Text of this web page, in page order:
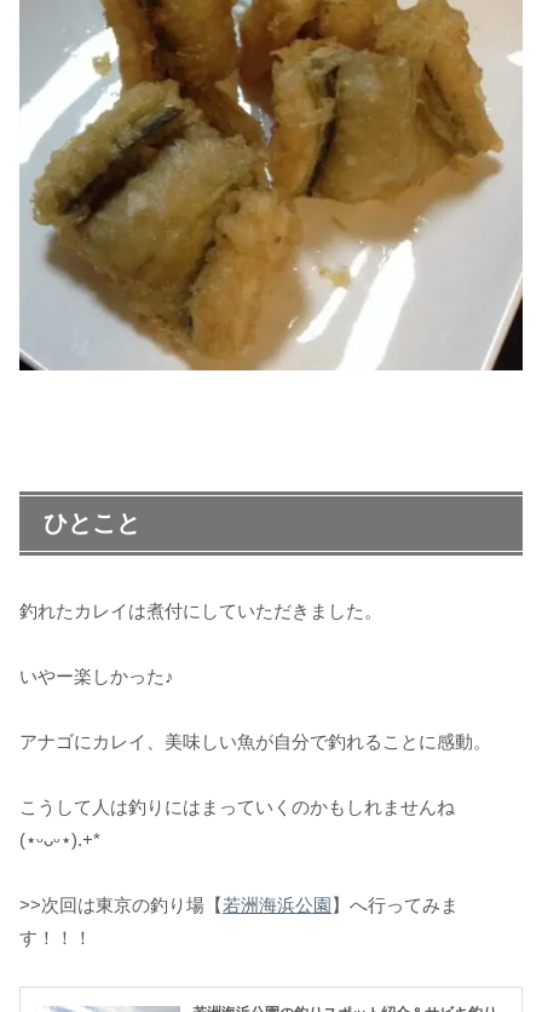
ひとこと
釣れたカレイは煮付にしていただきました。
いやー楽しかった♪
アナゴにカレイ、美味しい魚が自分で釣れることに感動。
こうして人は釣りにはまっていくのかもしれませんね
(⋆ᵕᴗᵕ⋆).+*
>>次回は東京の釣り場【若洲海浜公園 】へ行ってみま
す！！！